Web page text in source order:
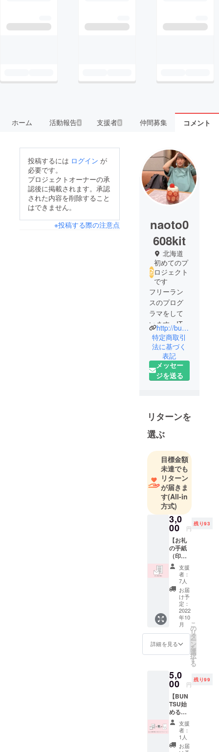
ホーム 活動報告4 支援者8 仲間募集 コメント
投稿するには ログイン が
必要です。
プロジェクトオーナーの承
認後に掲載されます。承認
された内容を削除すること
はできません。
※投稿する際の注意点
naoto0
608kit
北海道
初めてのプ
ロジェクト
です
フリーラン
スのプログ
ラマをして
います。ITの
世界で生き
ているから
こそ、アナ
ログな体験
や人とのつ
ています。
ぼくだけの
力では成し
いような大
きな挑戦を
していきた
いので、一
緒に盛り上
げていきま
せんか？
http://buntsu-sns.com/
特定商取引
法に基づく
表記
メッセー
ジを送る
リターンを
選ぶ
目標金額
未達でも
リターン
が届きま
す(All-in
方式)
3,0
00 円
残り93
【お礼
の手紙
（印刷
物）】
感謝の
気持ち
をこめ
たお手
紙を郵
送させ
ていた
だきま
す。印
刷物に
なりま
すが、
を受け
取る非
日常感
をご一
緒に体
験して
いただ
ければ
と思い
郵送さ
支援
者：
7人
お届
け予
定：
2022
年10
月
詳細を見る
こ
の
リ
タ
ー
ン
を
選
択
す
る
5,0
00 円
残り99
【BUN
TSU始
めるプ
ラン】
以下の4
種を送
付させ
支援
者：
1人
お届